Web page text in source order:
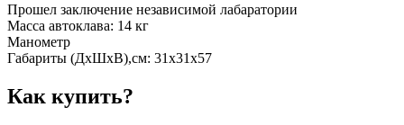
Прошел заключение независимой лабаратории
Масса автоклава: 14 кг
Манометр
Габариты (ДхШхВ),см: 31х31х57
Как купить?